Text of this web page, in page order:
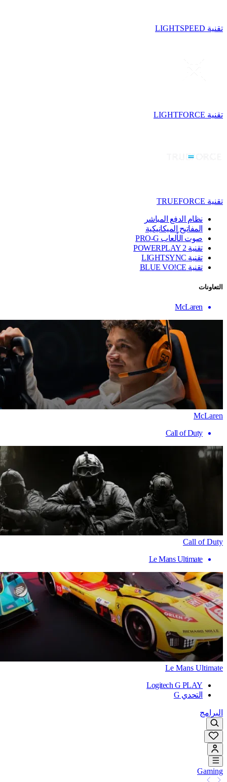
تقنية LIGHTSPEED
تقنية LIGHTFORCE
تقنية TRUEFORCE
نظام الدفع المباشر
المفاتيح الميكانيكية
صوت الألعاب PRO-G
تقنية ‏POWERPLAY 2
تقنية LIGHTSYNC
تقنية BLUE VO!CE
التعاونات
McLaren
McLaren
Call of Duty
Call of Duty
Le Mans Ultimate
Le Mans Ultimate
Logitech G PLAY
التحدي G
البرامج
Gaming